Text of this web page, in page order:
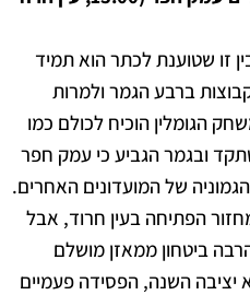
זו שטוענת לכתר הוא תמיד
ברבע הגמר ולמרות
הגומלין הוכיח לכולם כמו
ובגמר הגביע כי עמק חפר
של המועדונים האחרים.
הפתיחה בעין חרוד, אבל
ביטחון ממאזן מושלם
יציבה השנה, הפסידה פעמיים